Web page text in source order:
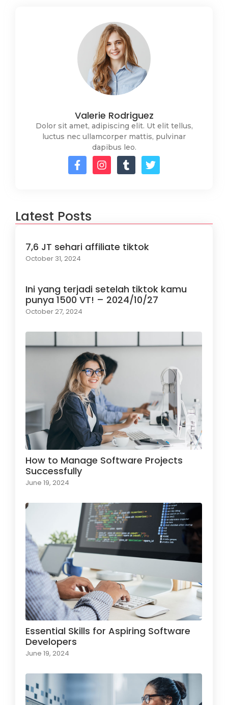
Valerie Rodriguez
Dolor sit amet, adipiscing elit. Ut elit tellus,
luctus nec ullamcorper mattis, pulvinar
dapibus leo.
Latest Posts
7,6 JT sehari affiliate tiktok
October 31, 2024
Ini yang terjadi setelah tiktok kamu
punya 1500 VT! – 2024/10/27
October 27, 2024
How to Manage Software Projects
Successfully
June 19, 2024
Essential Skills for Aspiring Software
Developers
June 19, 2024